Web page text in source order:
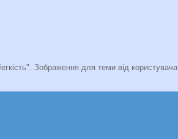
Зображення для теми від користувача